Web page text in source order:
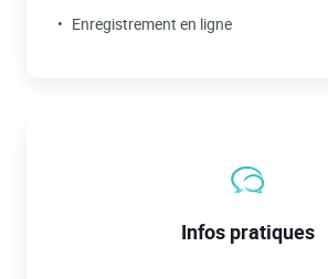
Enregistrement en ligne
Infos pratiques